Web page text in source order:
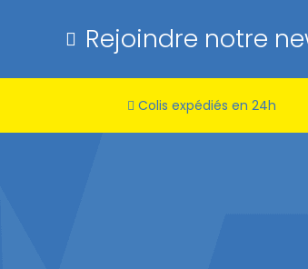
Rejoindre notre
Colis expédiés en 24h